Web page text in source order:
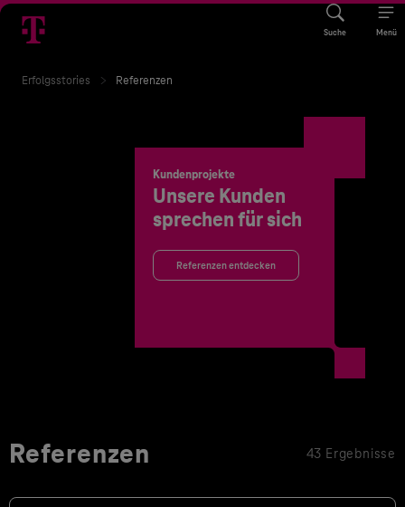
Suche Menü
Erfolgsstories Referenzen
Kundenprojekte
Unsere Kunden
sprechen für sich
Referenzen entdecken
Referenzen 43 Ergebnisse